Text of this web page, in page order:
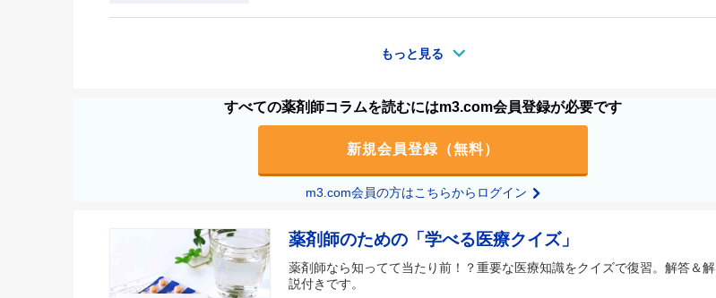
もっと見る
すべての薬剤師コラムを読むにはm3.com会員登録が必要です
新規会員登録（無料）
m3.com会員の方はこちらからログイン
薬剤師のための「学べる医療クイズ」
薬剤師なら知ってて当たり前！？重要な医療知識をクイズで復習。解答＆解
説付きです。